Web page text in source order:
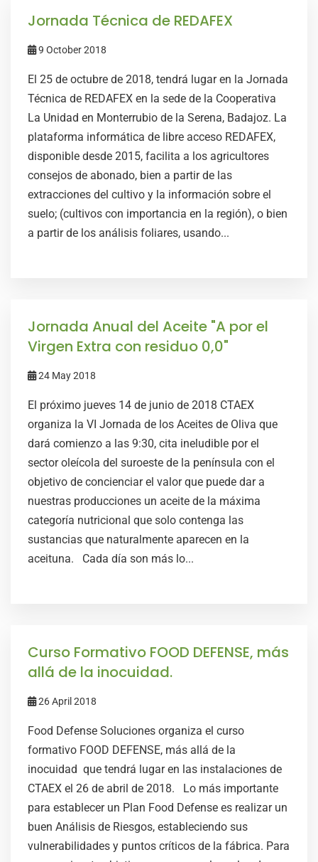
Jornada Técnica de REDAFEX
9 October 2018
El 25 de octubre de 2018, tendrá lugar en la Jornada
Técnica de REDAFEX en la sede de la Cooperativa
La Unidad en Monterrubio de la Serena, Badajoz. La
plataforma informática de libre acceso REDAFEX,
disponible desde 2015, facilita a los agricultores
consejos de abonado, bien a partir de las
extracciones del cultivo y la información sobre el
suelo; (cultivos con importancia en la región), o bien
a partir de los análisis foliares, usando...
Jornada Anual del Aceite "A por el
Virgen Extra con residuo 0,0"
24 May 2018
El próximo jueves 14 de junio de 2018 CTAEX
organiza la VI Jornada de los Aceites de Oliva que
dará comienzo a las 9:30, cita ineludible por el
sector oleícola del suroeste de la península con el
objetivo de concienciar el valor que puede dar a
nuestras producciones un aceite de la máxima
categoría nutricional que solo contenga las
sustancias que naturalmente aparecen en la
aceituna. Cada día son más lo...
Curso Formativo FOOD DEFENSE, más
allá de la inocuidad.
26 April 2018
Food Defense Soluciones organiza el curso
formativo FOOD DEFENSE, más allá de la
inocuidad que tendrá lugar en las instalaciones de
CTAEX el 26 de abril de 2018. Lo más importante
para establecer un Plan Food Defense es realizar un
buen Análisis de Riesgos, estableciendo sus
vulnerabilidades y puntos críticos de la fábrica. Para